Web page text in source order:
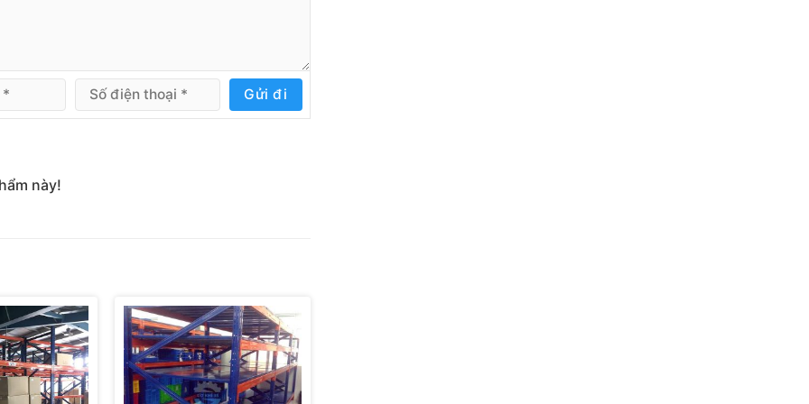
double deep 4 tầng sâu
dài lọt lòng của kệ là 2700mmm phù
rộng là 2,7 mét, chiều cao là 1,5
với quy mô lớn. Giúp tiết kiệm lối đi
cao 5 mét phù hợp với các kho hàng
Gửi đi
này!